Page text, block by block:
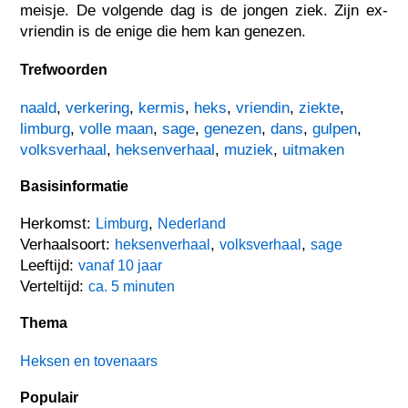
meisje. De volgende dag is de jongen ziek. Zijn ex-
vriendin is de enige die hem kan genezen.
Trefwoorden
naald,verkering, kermis, heks,vriendin,ziekte,
limburg,volle maan,sage,genezen,dans,gulpen,
volksverhaal, heksenverhaal, muziek, uitmaken
Basisinformatie
Herkomst: Limburg, Nederland
Verhaalsoort: heksenverhaal ,volksverhaal ,sage
Leeftijd:vanaf 10 jaar
Verteltijd:ca. 5 minuten
Thema
Heksen en tovenaars
Populair